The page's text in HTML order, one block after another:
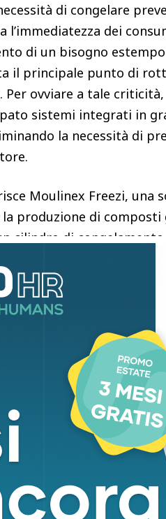
di congelare
dei
di un bisogno
il principale punto di
ovviare a tale
sistemi integrati in
la necessità di
Moulinex Freezi, una
produzione di
cilindro di
diretta
termico
standard viene così
al contempo
morti che solitamente
per un’elevata
all’inserimento degli
successiva selezione
Durante la
stato fisico del